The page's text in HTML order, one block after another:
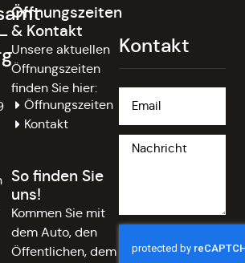
Öffnungszeiten
& Kontakt
Unsere aktuellen
Öffnungszeiten
finden Sie hier:
Öffnungszeiten
Kontakt
So finden Sie
uns!
Kommen Sie mit
dem Auto, den
Öffentlichen, dem
Kontakt